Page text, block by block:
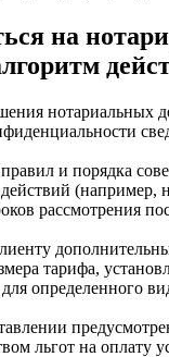
на
нотариальных
и порядка
(например,
рассмотрения
тарифа,
для определенного
льгот на оплату